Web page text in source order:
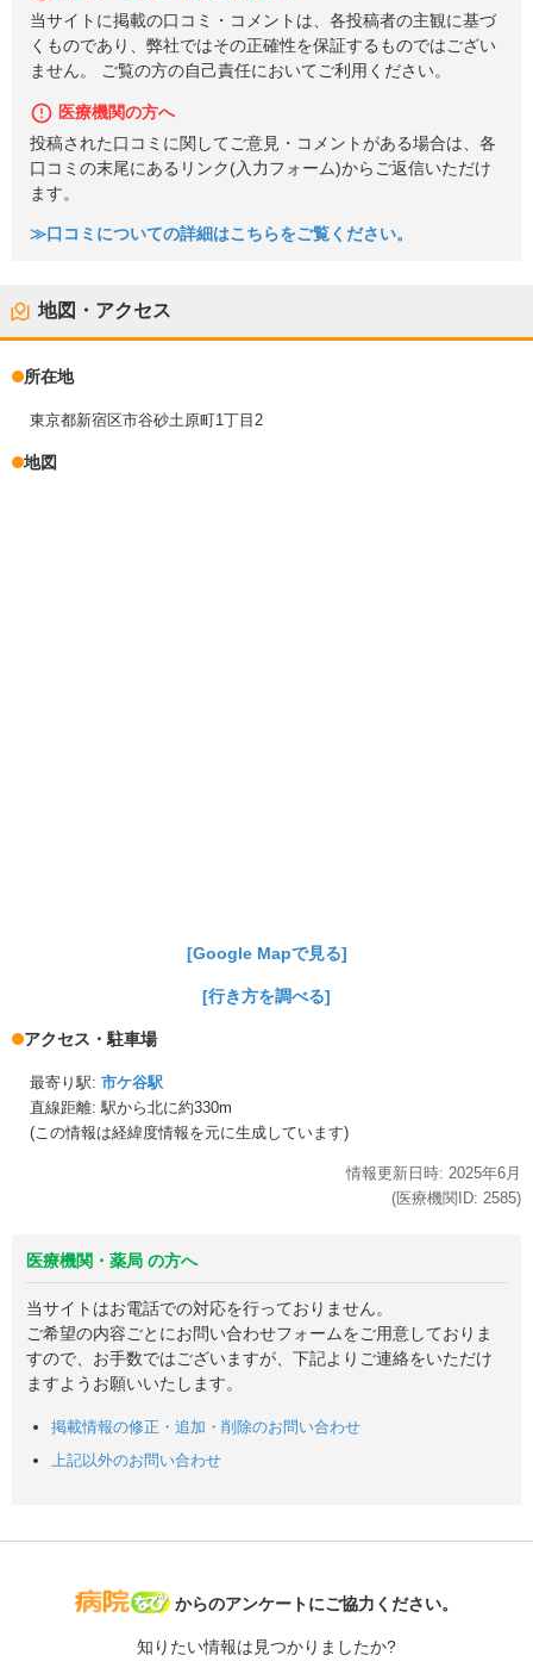
当サイトに掲載の口コミ・コメントは、各投稿者の主観に基づ
くものであり、弊社ではその正確性を保証するものではござい
ません。 ご覧の方の自己責任においてご利用ください。
医療機関の方へ
投稿された口コミに関してご意見・コメントがある場合は、各
口コミの末尾にあるリンク(入力フォーム)からご返信いただけ
ます。
≫口コミについての詳細はこちらをご覧ください。
地図・アクセス
所在地
東京都新宿区市谷砂土原町1丁目2
地図
[Google Mapで見る]
[行き方を調べる]
アクセス・駐車場
最寄り駅: 市ケ谷駅
直線距離: 駅から北に約330m
(この情報は経緯度情報を元に生成しています)
情報更新日時: 2025年6月
(医療機関ID: 2585)
医療機関・薬局 の方へ
当サイトはお電話での対応を行っておりません。
ご希望の内容ごとにお問い合わせフォームをご用意しておりま
すので、お手数ではございますが、下記よりご連絡をいただけ
ますようお願いいたします。
掲載情報の修正・追加・削除のお問い合わせ
上記以外のお問い合わせ
病院なび
からのアンケートにご協力ください。
知りたい情報は見つかりましたか?